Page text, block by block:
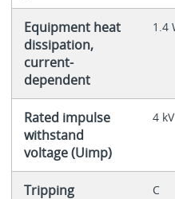
Equipment heat
dissipation,
current-
dependent
1.4
Rated impulse
withstand
voltage (Uimp)
4 kV
Tripping
C